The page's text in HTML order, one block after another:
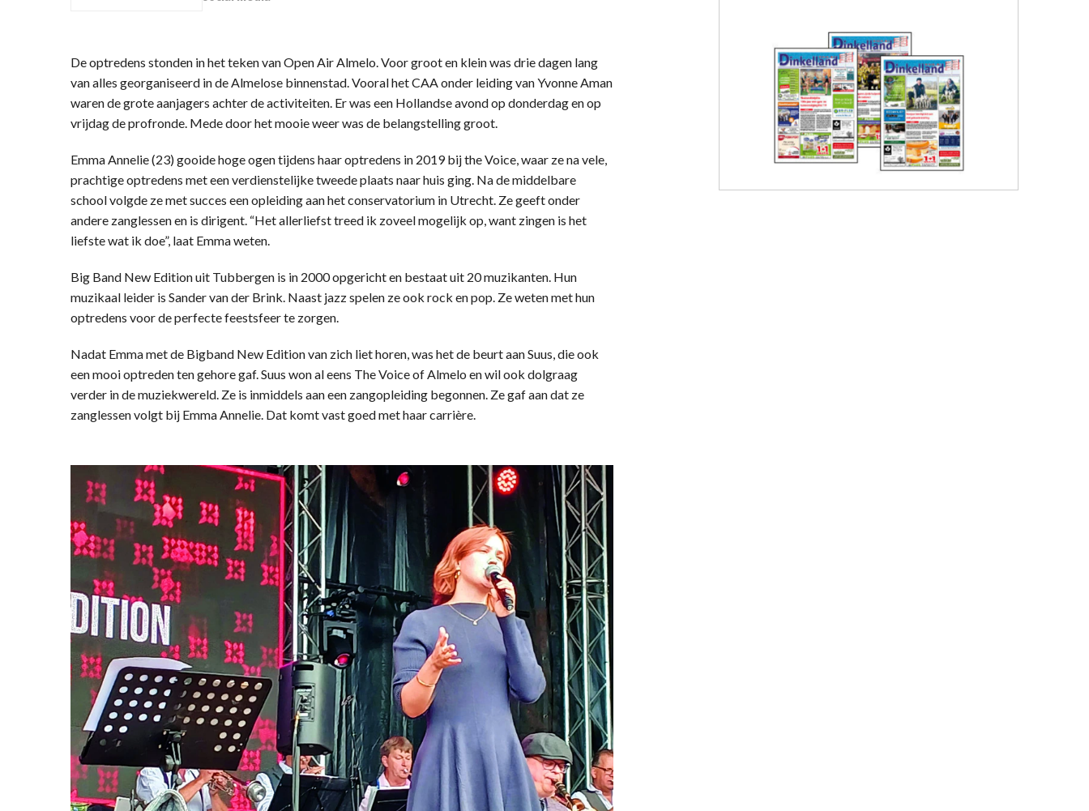
De optredens stonden in het teken van Open Air Almelo. Voor groot en klein was drie dagen lang
van alles georganiseerd in de Almelose binnenstad. Vooral het CAA onder leiding van Yvonne Aman
waren de grote aanjagers achter de activiteiten. Er was een Hollandse avond op donderdag en op
vrijdag de profronde. Mede door het mooie weer was de belangstelling groot.
Emma Annelie (23) gooide hoge ogen tijdens haar optredens in 2019 bij the Voice, waar ze na vele,
prachtige optredens met een verdienstelijke tweede plaats naar huis ging. Na de middelbare
school volgde ze met succes een opleiding aan het conservatorium in Utrecht. Ze geeft onder
andere zanglessen en is dirigent. “Het allerliefst treed ik zoveel mogelijk op, want zingen is het
liefste wat ik doe”, laat Emma weten.
Big Band New Edition uit Tubbergen is in 2000 opgericht en bestaat uit 20 muzikanten. Hun
muzikaal leider is Sander van der Brink. Naast jazz spelen ze ook rock en pop. Ze weten met hun
optredens voor de perfecte feestsfeer te zorgen.
Nadat Emma met de Bigband New Edition van zich liet horen, was het de beurt aan Suus, die ook
een mooi optreden ten gehore gaf. Suus won al eens The Voice of Almelo en wil ook dolgraag
verder in de muziekwereld. Ze is inmiddels aan een zangopleiding begonnen. Ze gaf aan dat ze
zanglessen volgt bij Emma Annelie. Dat komt vast goed met haar carrière.